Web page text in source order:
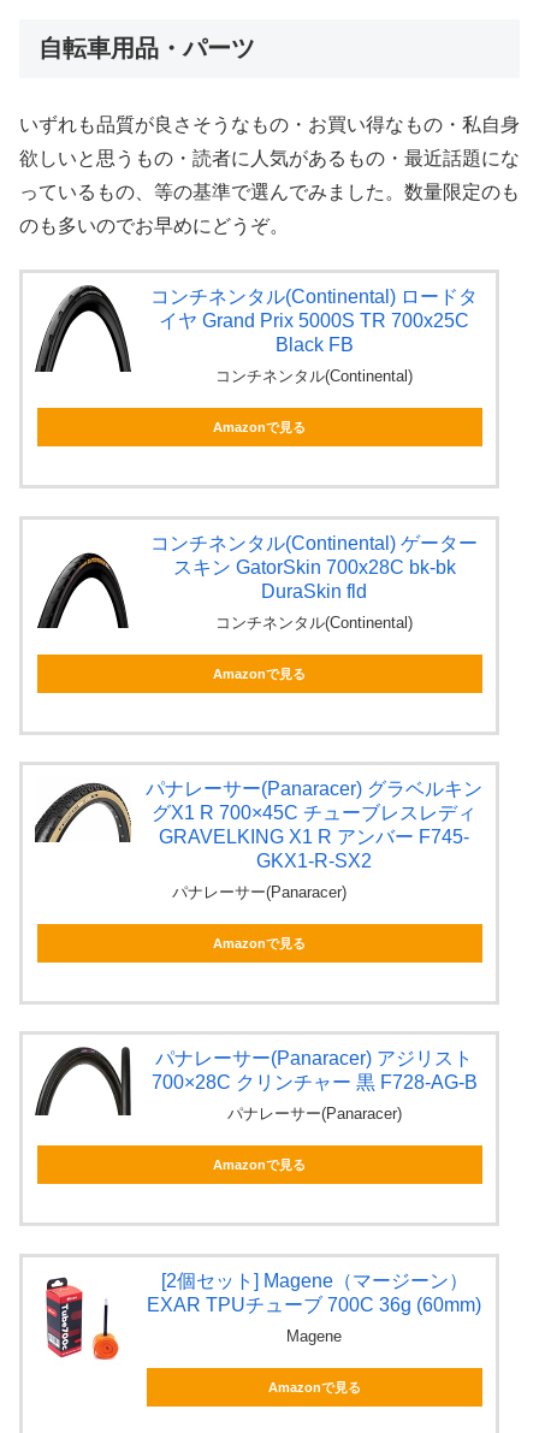
自転車用品・パーツ
いずれも品質が良さそうなもの・お買い得なもの・私自身
欲しいと思うもの・読者に人気があるもの・最近話題にな
っているもの、等の基準で選んでみました。数量限定のも
のも多いのでお早めにどうぞ。
コンチネンタル(Continental) ロードタ
イヤ Grand Prix 5000S TR 700x25C
Black FB
コンチネンタル(Continental)
Amazonで見る
コンチネンタル(Continental) ゲーター
スキン GatorSkin 700x28C bk-bk
DuraSkin fld
コンチネンタル(Continental)
Amazonで見る
パナレーサー(Panaracer) グラベルキン
グX1 R 700×45C チューブレスレディ
GRAVELKING X1 R アンバー F745-
GKX1-R-SX2
パナレーサー(Panaracer)
Amazonで見る
パナレーサー(Panaracer) アジリスト
700×28C クリンチャー 黒 F728-AG-B
パナレーサー(Panaracer)
Amazonで見る
[2個セット] Magene（マージーン）
EXAR TPUチューブ 700C 36g (60mm)
Magene
Amazonで見る